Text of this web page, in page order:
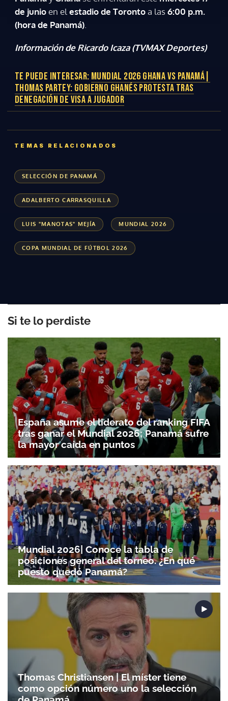
Gracias por suscribirte a nuestro boletín.
ACEPTAR
de junioen elestadio de Torontoa las6:00 p.m.
(hora de Panamá).
Información de Ricardo Icaza (TVMAX Deportes)
TE PUEDE INTERESAR: MUNDIAL 2026 GHANA VS PANAMÁ|
THOMAS PARTEY: GOBIERNO GHANÉS PROTESTA TRAS
DENEGACIÓN DE VISA A JUGADOR
TEMAS RELACIONADOS
SELECCIÓN DE PANAMÁ
ADALBERTO CARRASQUILLA
LUIS "MANOTAS" MEJÍA MUNDIAL 2026
COPA MUNDIAL DE FÚTBOL 2026
Si te lo perdiste
España asume el liderato del ranking FIFA
tras ganar el Mundial 2026; Panamá sufre
la mayor caída en puntos
Mundial 2026| Conoce la tabla de
posiciones general del torneo. ¿En qué
puesto quedó Panamá?
Thomas Christiansen | El míster tiene
como opción número uno la selección